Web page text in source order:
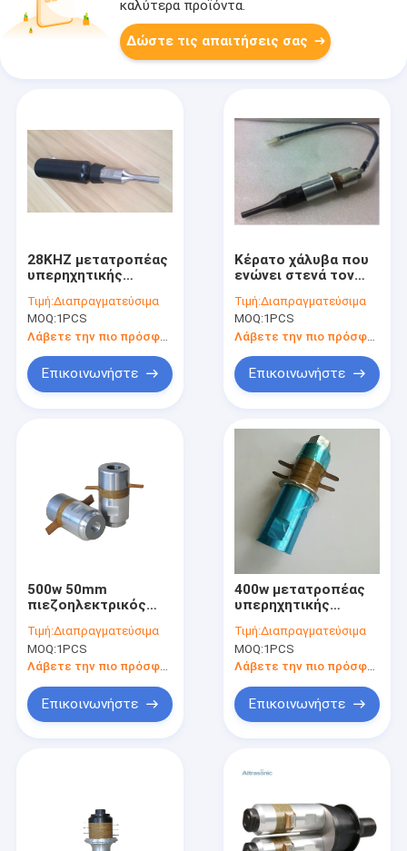
Περίπου εμείς
καλύτερα προϊόντα.
Δώστε τις απαιτήσεις σας
28KHZ μετατροπέας
υπερηχητικής
Watt
πιεζοηλεκτρικός με
το κέρατο
συγκόλλησης
Τιμή:Διαπραγματεύσιμα
MOQ:1PCS
Λάβετε την πιο πρόσφατη τιμή
Επικοινωνήστε
Κέρατο χάλυβα που
ενώνει στενά τον
μετατροπέα για τη
μηχανή συσκευασίας
τσαντών τσαγιού
Τιμή:Διαπραγματεύσιμα
MOQ:1PCS
Επικοινωνήστε
500w 50mm
πιεζοηλεκτρικός
μετατροπέων
υπερηχητικής
συγκόλλησης 5025-
Τιμή:Διαπραγματεύσιμα
MOQ:1PCS
Λάβετε την πιο πρόσφατη τιμή
Επικοινωνήστε
400w μετατροπέας
υπερηχητικής
πιεζοηλεκτρικός με
τη συμπληρωματική
25mm κεραμική
Τιμή:Διαπραγματεύσιμα
MOQ:1PCS
Λάβετε την πιο πρόσφατη τιμή
Επικοινωνήστε